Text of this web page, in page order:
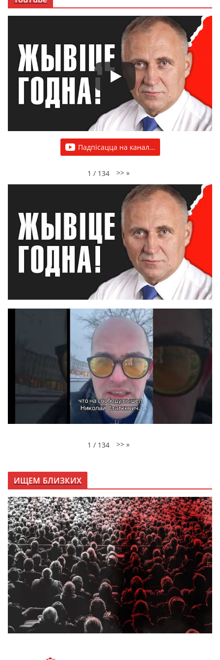
Падпісацца на канал...
1 / 134 >> »
1 / 134 >> »
ИЩЕМ БЛИЗКИХ